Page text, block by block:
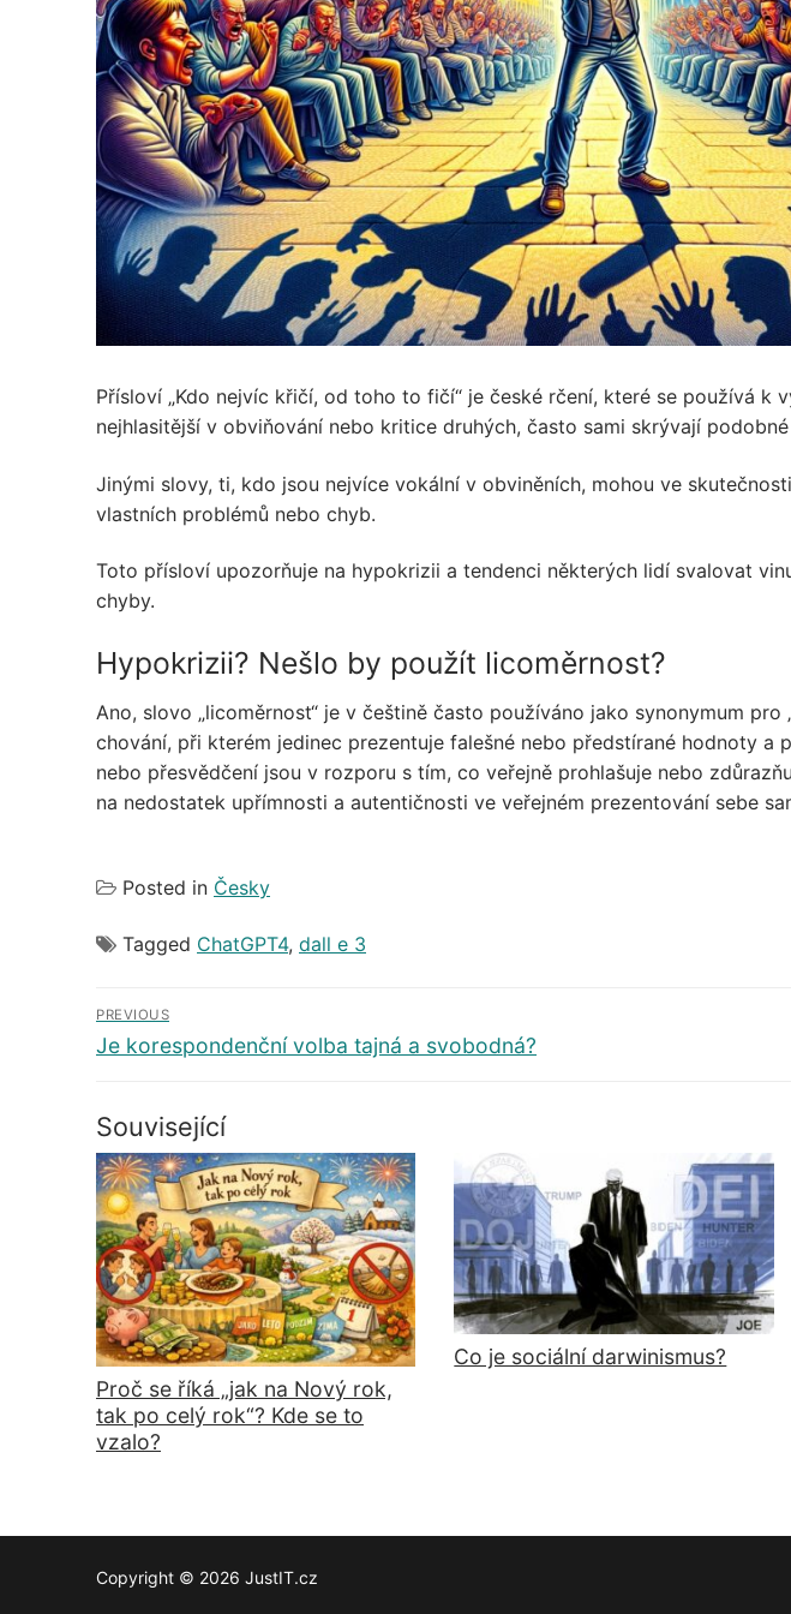
Přísloví „Kdo nejvíc křičí, od toho to fičí“ je české rčení, které se používá k
nejhlasitější v obviňování nebo kritice druhých, často sami skrývají
Jinými slovy, ti, kdo jsou nejvíce vokální v obviněních, mohou ve
vlastních problémů nebo chyb.
Toto přísloví upozorňuje na hypokrizii a tendenci některých lidí svalovat
chyby.
Hypokrizii? Nešlo by použít licoměrnost?
Ano, slovo „licoměrnost“ je v češtině často používáno jako synonymum pro
chování, při kterém jedinec prezentuje falešné nebo předstírané hodnoty a
nebo přesvědčení jsou v rozporu s tím, co veřejně prohlašuje nebo
na nedostatek upřímnosti a autentičnosti ve veřejném prezentování sebe
Posted in Česky
Tagged ChatGPT4, dall e 3
Navigace
pro
PREVIOUS
Předchozí
Je korespondenční volba tajná a svobodná?
Související
Proč se říká „jak na Nový rok,
tak po celý rok“? Kde se to
vzalo?
Co je sociální darwinismus?
Copyright © 2026 JustIT.cz